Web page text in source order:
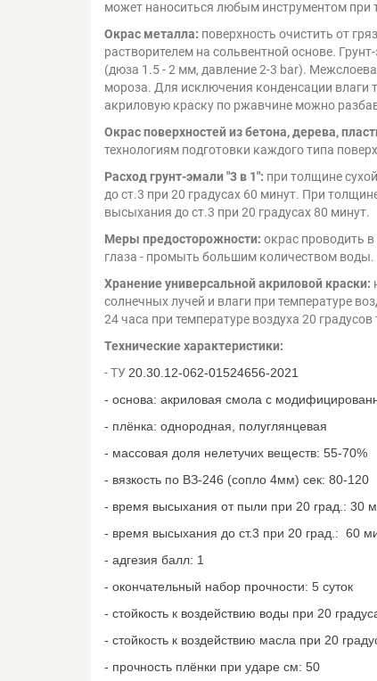
может наноситься любым инструментом при
Окрас металла: поверхность очистить от
растворителем на сольвентной основе.
(дюза 1.5 - 2 мм, давление 2-3 bar).
мороза. Для исключения конденсации влаги
акриловую краску по ржавчине можно
Окрас поверхностей из бетона, дерева,
технологиям подготовки каждого типа
Расход грунт-эмали "3 в 1": при толщине
до ст.3 при 20 градусах 60 минут. При
высыхания до ст.3 при 20 градусах 80 минут.
Меры предосторожности: окрас проводить
глаза - промыть большим количеством воды.
Хранение универсальной акриловой краски:
солнечных лучей и влаги при температуре
24 часа при температуре воздуха 20
Технические характеристики:
- ТУ 20.30.12-062-01524656-2021
- основа: акриловая смола с
- плёнка: однородная, полуглянцевая
- массовая доля нелетучих веществ: 55-70%
- вязкость по ВЗ-246 (сопло 4мм) сек: 80-120
- время высыхания от пыли при 20 град.: 30
- время высыхания до ст.3 при 20 град.: 60
- адгезия балл: 1
- окончательный набор прочности: 5 суток
- стойкость к воздействию воды при 20
- стойкость к воздействию масла при 20
- прочность плёнки при ударе см: 50